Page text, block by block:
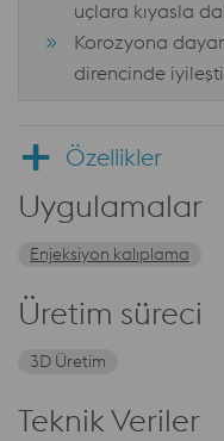
uçlara kıyasla
Korozyona
direncinde
Özellikler
Uygulamalar
Enjeksiyon kalıplama
Üretim süreci
3D Üretim
Teknik Veriler